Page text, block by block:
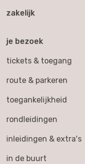
zakelijk
je bezoek
tickets & toegang
route & parkeren
toegankelijkheid
rondleidingen
inleidingen & extra's
in de buurt